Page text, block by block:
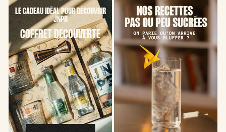
LE CADEAU IDÉAL POUR DÉCOUVRIR
JNPR
COFFRET DÉCOUVERTE